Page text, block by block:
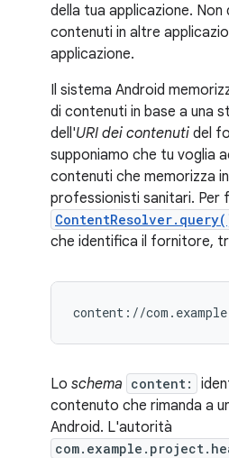
della tua applicazione.
contenuti in altre
applicazione.
Il sistema Android
di contenuti in base a una
dell'URI dei contenuti del
supponiamo che tu voglia
contenuti che memorizza
professionisti sanitari. Per
che identifica il fornitore,
Lo schema content:
contenuto che rimanda a
Android. L'autorità